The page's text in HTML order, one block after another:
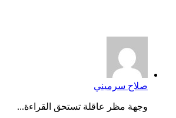
صلاح سرميني
وجهة مظر عاقلة تستحق القراءة...